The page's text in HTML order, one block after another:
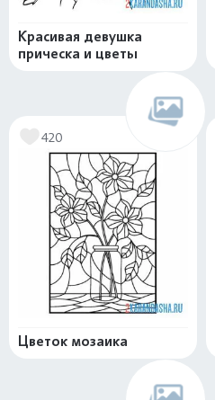
Красивая девушка
прическа и цветы
420
Цветок мозаика